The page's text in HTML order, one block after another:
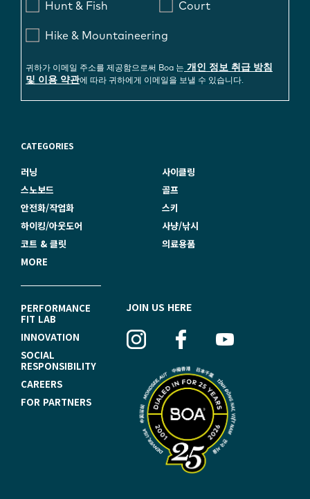
Hunt & Fish Court
Hike & Mountaineering
귀하가 이메일 주소를 제공함으로써 Boa 는 개인 정보 취급 방침
및 이용 약관에 따라 귀하에게 이메일을 보낼 수 있습니다.
CATEGORIES
러닝
사이클링
스노보드
골프
안전화/작업화
스키
하이킹/아웃도어
사냥/낚시
코트 & 클릿
의료용품
MORE
F
O
O
T
E
PERFORMANCE
FIT LAB
INNOVATION
SOCIAL
RESPONSIBILITY
CAREERS
FOR PARTNERS
JOIN US HERE